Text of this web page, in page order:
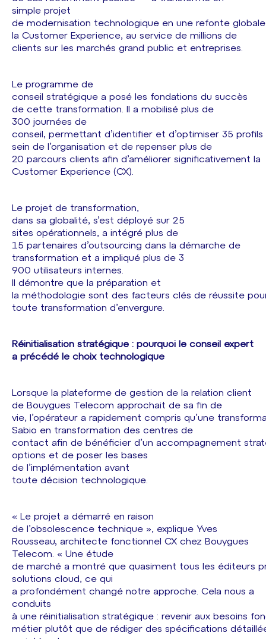
simple projet
de modernisation technologique en une refonte
la Customer Experience, au service de millions de
clients sur les marchés grand public et entreprises.
Le programme de
conseil stratégique a posé les fondations du succès
de cette transformation. Il a mobilisé plus de
300 journées de
conseil, permettant d’identifier et d’optimiser 35 profils
sein de l’organisation et de repenser plus de
20 parcours clients afin d’améliorer significativement la
Customer Experience (CX).
Le projet de transformation,
dans sa globalité, s’est déployé sur 25
sites opérationnels, a intégré plus de
15 partenaires d’outsourcing dans la démarche de
transformation et a impliqué plus de 3
900 utilisateurs internes.
Il démontre que la préparation et
la méthodologie sont des facteurs clés de réussite
toute transformation d’envergure.
Réinitialisation stratégique : pourquoi le conseil expert
a précédé le choix technologique
Lorsque la plateforme de gestion de la relation client
de Bouygues Telecom approchait de sa fin de
vie, l’opérateur a rapidement compris qu’une
Sabio en transformation des centres de
contact afin de bénéficier d’un accompagnement
options et de poser les bases
de l’implémentation avant
toute décision technologique.
« Le projet a démarré en raison
de l’obsolescence technique », explique Yves
Rousseau, architecte fonctionnel CX chez Bouygues
Telecom. « Une étude
de marché a montré que quasiment tous les éditeurs
solutions cloud, ce qui
a profondément changé notre approche. Cela nous a
conduits
à une réinitialisation stratégique : revenir aux besoins
métier plutôt que de rédiger des spécifications